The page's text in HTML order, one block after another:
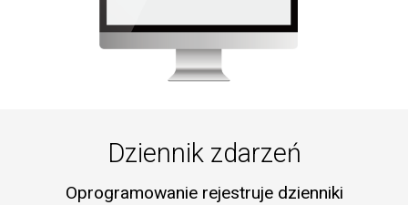
Dziennik zdarzeń
Oprogramowanie rejestruje dzienniki